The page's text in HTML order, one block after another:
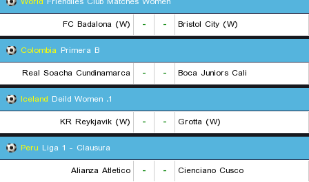
FC Badalona (W)
- -
Bristol City (W)
Colombia Primera B
Real Soacha Cundinamarca
- -
Boca Juniors Cali
Iceland
1. Deild Women
KR Reykjavik (W)
- -
Grotta (W)
Peru Liga 1 - Clausura
Alianza Atletico
- - Cienciano Cusco